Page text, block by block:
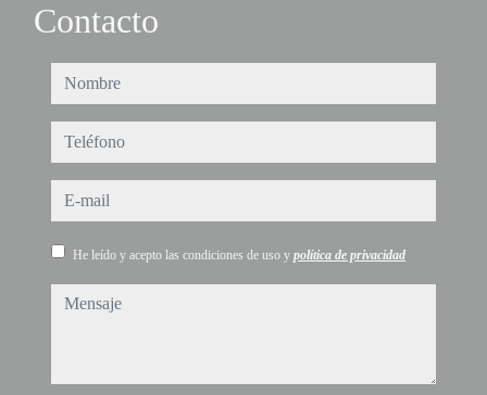
Contacto
nombre
teléfono
e-mail
He leído y acepto las condiciones de uso y política de privacidad
mensaje